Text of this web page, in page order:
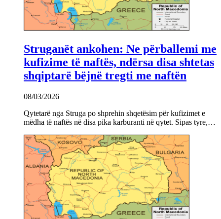
Struganët ankohen: Ne përballemi me
kufizime të naftës, ndërsa disa shtetas
shqiptarë bëjnë tregti me naftën
08/03/2026
Qytetarë nga Struga po shprehin shqetësim për kufizimet e
mëdha të naftës në disa pika karburanti në qytet. Sipas tyre,…